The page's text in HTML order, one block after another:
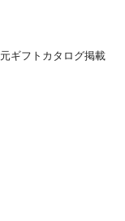
ギフトカタログ掲載